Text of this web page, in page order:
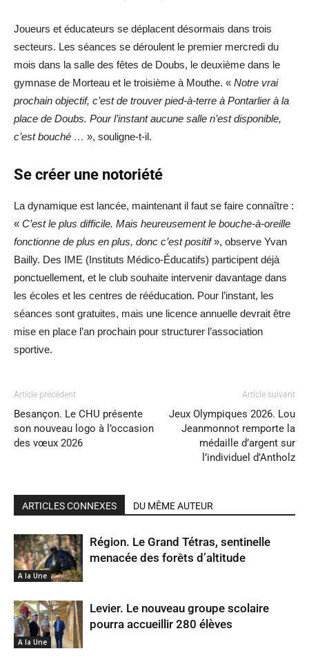
Joueurs et éducateurs se déplacent désormais dans trois
secteurs. Les séances se déroulent le premier mercredi du
mois dans la salle des fêtes de Doubs, le deuxième dans le
gymnase de Morteau et le troisième à Mouthe. « Notre vrai
prochain objectif, c’est de trouver pied-à-terre à Pontarlier à la
place de Doubs. Pour l’instant aucune salle n’est disponible,
c’est bouché … », souligne-t-il.
Se créer une notoriété
La dynamique est lancée, maintenant il faut se faire connaître :
« C’est le plus difficile. Mais heureusement le bouche-à-oreille
fonctionne de plus en plus, donc c’est positif», observe Yvan
Bailly. Des IME (Instituts Médico-Éducatifs) participent déjà
ponctuellement, et le club souhaite intervenir davantage dans
les écoles et les centres de rééducation. Pour l’instant, les
séances sont gratuites, mais une licence annuelle devrait être
mise en place l’an prochain pour structurer l’association
sportive.
Article précédent
Besançon. Le CHU présente
son nouveau logo à l’occasion
des vœux 2026
Article suivant
Jeux Olympiques 2026. Lou
Jeanmonnot remporte la
médaille d’argent sur
l’individuel d’Antholz
ARTICLES CONNEXES DU MÊME AUTEUR
A la Une
Région. Le Grand Tétras, sentinelle
menacée des forêts d’altitude
A la Une
Levier. Le nouveau groupe scolaire
pourra accueillir 280 élèves